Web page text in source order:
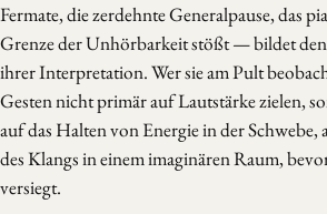
Fermate, die zerdehnte Generalpause, das
Grenze der Unhörbarkeit stößt — bildet
ihrer Interpretation. Wer sie am Pult
Gesten nicht primär auf Lautstärke zielen,
auf das Halten von Energie in der
des Klangs in einem imaginären Raum,
versiegt.